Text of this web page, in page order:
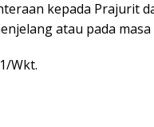
kepada Prajurit
atau pada masa
Wkt.